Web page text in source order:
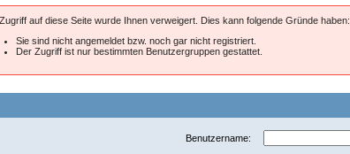
auf diese Seite wurde Ihnen verweigert. Dies kann folgende Gründe haben:
Sie sind nicht angemeldet bzw. noch gar nicht registriert.
Der Zugriff ist nur bestimmten Benutzergruppen gestattet.
Benutzername: